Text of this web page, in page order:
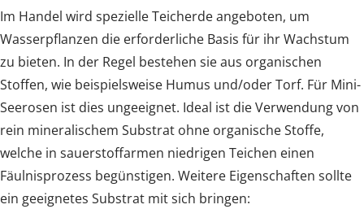
Im Handel wird spezielle Teicherde angeboten, um
Wasserpflanzen die erforderliche Basis für ihr Wachstum
zu bieten. In der Regel bestehen sie aus organischen
Stoffen, wie beispielsweise Humus und/oder Torf. Für Mini-
Seerosen ist dies ungeeignet. Ideal ist die Verwendung von
rein mineralischem Substrat ohne organische Stoffe,
welche in sauerstoffarmen niedrigen Teichen einen
Fäulnisprozess begünstigen. Weitere Eigenschaften sollte
ein geeignetes Substrat mit sich bringen: